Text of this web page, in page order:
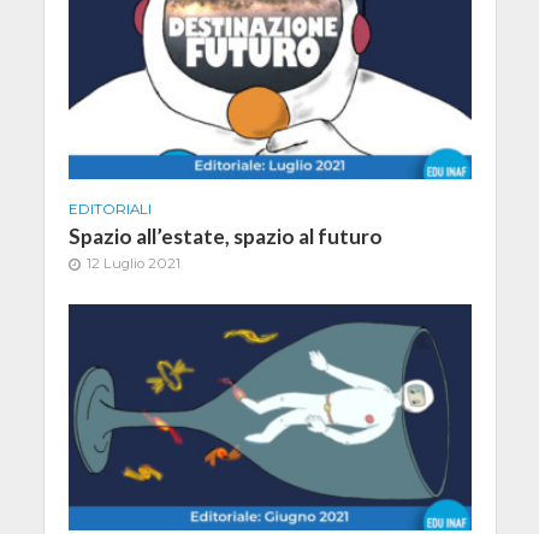
EDITORIALI
Spazio all’estate, spazio al futuro
12 Luglio 2021